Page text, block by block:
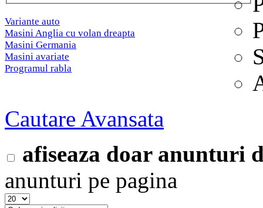
Variante auto
Masini Anglia cu volan dreapta
Masini Germania
Masini avariate
Programul rabla
Cautare Avansata
afiseaza doar anunturi
anunturi pe pagina